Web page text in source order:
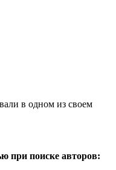
в одном из своем
при поиске авторов: